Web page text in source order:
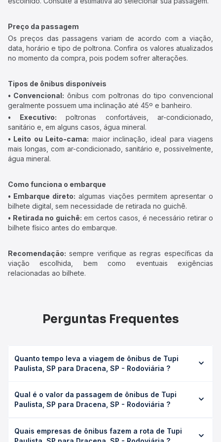
Preço da passagem
Os preços das passagens variam de acordo com a viação,
data, horário e tipo de poltrona. Confira os valores atualizados
no momento da compra, pois podem sofrer alterações.
Tipos de ônibus disponíveis
• Convencional: ônibus com poltronas do tipo convencional
geralmente possuem uma inclinação até 45º e banheiro.
• Executivo: poltronas confortáveis, ar-condicionado,
sanitário e, em alguns casos, água mineral.
• Leito ou Leito-cama: maior inclinação, ideal para viagens
mais longas, com ar-condicionado, sanitário e, possivelmente,
água mineral.
Como funciona o embarque
• Embarque direto: algumas viações permitem apresentar o
bilhete digital, sem necessidade de retirada no guichê.
• Retirada no guichê: em certos casos, é necessário retirar o
bilhete físico antes do embarque.
Recomendação: sempre verifique as regras específicas da
viação escolhida, bem como eventuais exigências
relacionadas ao bilhete.
Perguntas Frequentes
Quanto tempo leva a viagem de ônibus de Tupi
Paulista, SP para Dracena, SP - Rodoviária ?
- Rodoviária leva em média 0h 30min, podendo variar
conforme a viação, o tipo de serviço (convencional,
duração exata de cada opção na data desejada.
Qual é o valor da passagem de ônibus de Tupi
Paulista, SP para Dracena, SP - Rodoviária ?
Dracena, SP - Rodoviária custa em média R$ 26,00 e varia
Quais empresas de ônibus fazem a rota de Tupi